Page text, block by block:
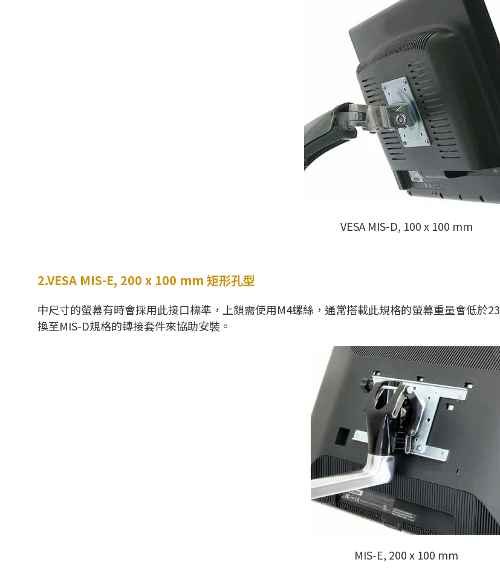
VESA MIS-D, 100 x 100 mm
2.VESA MIS-E, 200 x 100 mm 矩形孔型
中尺寸的螢幕有時會採用此接口標準，上鎖需使用M4螺絲，通常搭載此規格的螢幕重量會低於
換至MIS-D規格的轉接套件來協助安裝。
MIS-E, 200 x 100 mm